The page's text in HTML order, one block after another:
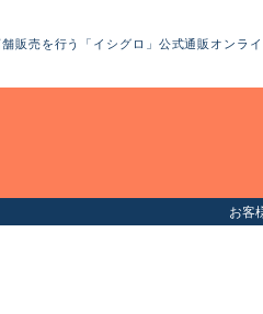
販売を行う「イシグロ」公式通販オンラ
お客